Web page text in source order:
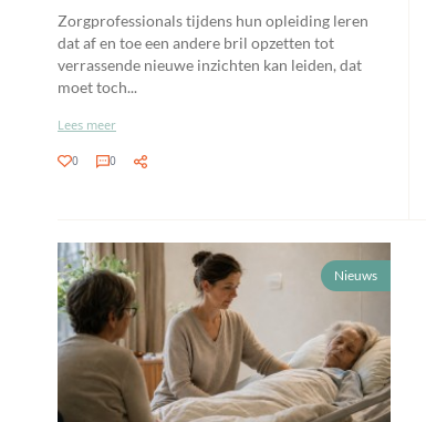
Zorgprofessionals tijdens hun opleiding leren
dat af en toe een andere bril opzetten tot
verrassende nieuwe inzichten kan leiden, dat
moet toch...
Lees meer
0 0
Nieuws